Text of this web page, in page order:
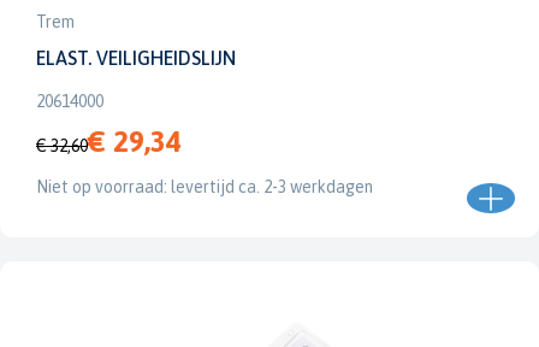
Trem
ELAST. VEILIGHEIDSLIJN
20614000
€ 32,60€ 29,34
Niet op voorraad: levertijd ca. 2-3 werkdagen